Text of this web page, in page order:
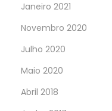
Janeiro 2021
Novembro 2020
Julho 2020
Maio 2020
Abril 2018